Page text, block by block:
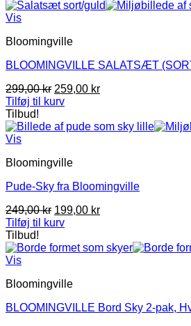
Vis
Bloomingville
BLOOMINGVILLE SALATSÆT
299,00kr Den
oprindelige
var:
259,00 krDen
er:
Tilføj til kurv
Tilbud!
Vis
Bloomingville
Pude-Sky fra Bloomingville
249,00kr Den
oprindelige
var:
199,00 krDen
er:
Tilføj til kurv
Tilbud!
Vis
Bloomingville
BLOOMINGVILLE Bord Sky 2-pak,